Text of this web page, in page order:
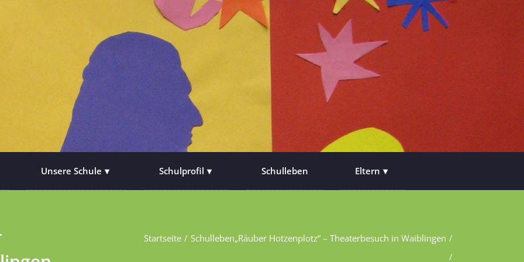
Unsere Schule Schulprofil Schulleben Eltern
Startseite Schulleben„Räuber Hotzenplotz“ – Theaterbesuch in Waiblingen